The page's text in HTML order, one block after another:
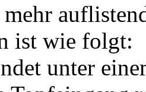
ist wie folgt:
unter